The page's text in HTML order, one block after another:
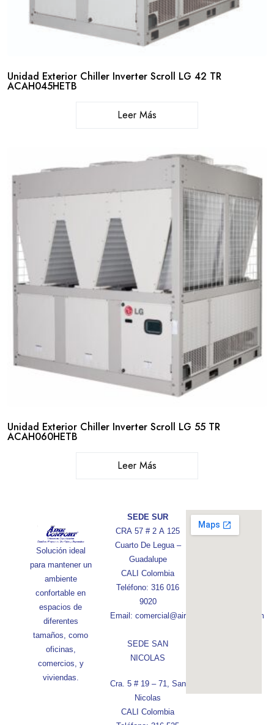
Unidad Exterior Chiller Inverter Scroll LG 42 TR
ACAH045HETB
Leer Más
Unidad Exterior Chiller Inverter Scroll LG 55 TR
ACAH060HETB
Leer Más
Solución ideal
para mantener un
ambiente
confortable en
espacios de
diferentes
tamaños, como
oficinas,
comercios, y
viviendas.
SEDE SUR
CRA 57 # 2 A 125
Cuarto De Legua –
Guadalupe
CALI Colombia
Teléfono: 316 016
9020
Email: comercial@aireconfortcolombia.com
SEDE SAN
NICOLAS
Cra. 5 # 19 – 71, San
Nicolas
CALI Colombia